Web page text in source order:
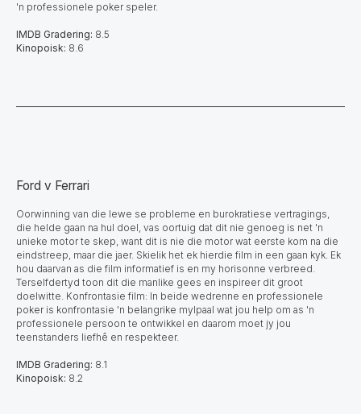
'n professionele poker speler.
IMDB Gradering: 8.5
Kinopoisk: 8.6
Ford v Ferrari
Oorwinning van die lewe se probleme en burokratiese vertragings,
die helde gaan na hul doel, vas oortuig dat dit nie genoeg is net 'n
unieke motor te skep, want dit is nie die motor wat eerste kom na die
eindstreep, maar die jaer. Skielik het ek hierdie film in een gaan kyk. Ek
hou daarvan as die film informatief is en my horisonne verbreed.
Terselfdertyd toon dit die manlike gees en inspireer dit groot
doelwitte. Konfrontasie film: In beide wedrenne en professionele
poker is konfrontasie 'n belangrike mylpaal wat jou help om as 'n
professionele persoon te ontwikkel en daarom moet jy jou
teenstanders liefhê en respekteer.
IMDB Gradering: 8.1
Kinopoisk: 8.2